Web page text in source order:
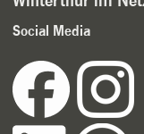
Social Media